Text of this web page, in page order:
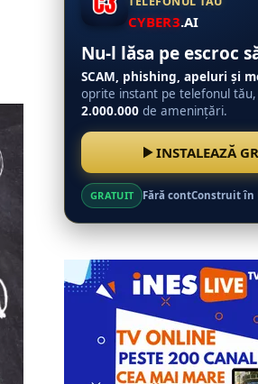
CYBER3.AI
Nu-l lăsa pe escroc
SCAM, phishing, apeluri și
oprite instant pe telefonul tău,
2.000.000 de amenințări.
INSTALEAZĂ
GRATUIT Fără contConstruit în